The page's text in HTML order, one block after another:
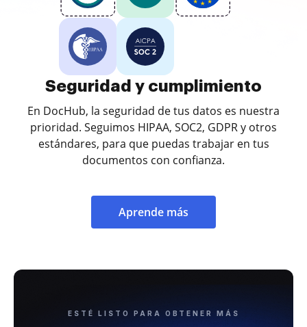
Seguridad y cumplimiento
En DocHub, la seguridad de tus datos es nuestra
prioridad. Seguimos HIPAA, SOC2, GDPR y otros
estándares, para que puedas trabajar en tus
documentos con confianza.
Aprende más
ESTÉ LISTO PARA OBTENER MÁS